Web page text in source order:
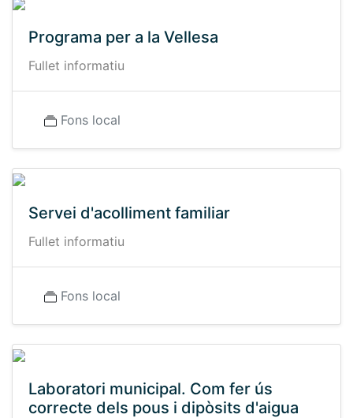
Programa per a la Vellesa
Fullet informatiu
Fons local
Servei d'acolliment familiar
Fullet informatiu
Fons local
Laboratori municipal. Com fer ús
correcte dels pous i dipòsits d'aigua